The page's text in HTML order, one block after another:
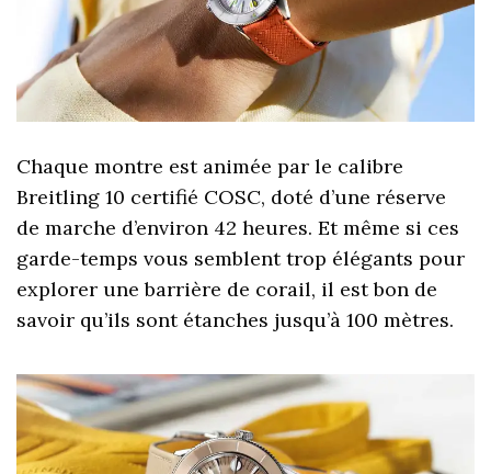
Chaque montre est animée par le calibre
Breitling 10 certifié COSC, doté d’une réserve
de marche d’environ 42 heures. Et même si ces
garde-temps vous semblent trop élégants pour
explorer une barrière de corail, il est bon de
savoir qu’ils sont étanches jusqu’à 100 mètres.